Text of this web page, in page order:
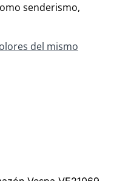
senderismo,
del mismo